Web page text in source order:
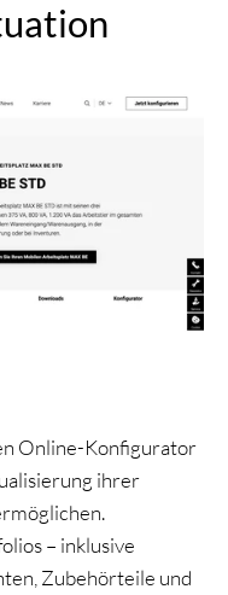
Online-Konfigurator
ihrer
– inklusive
Zubehörteile und